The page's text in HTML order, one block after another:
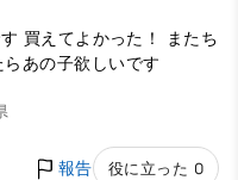
買えてよかった！ またち
あの子欲しいです
報告 役に立った 0